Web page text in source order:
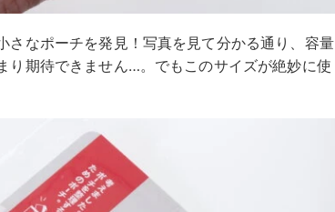
さなポーチを発見！写真を見て分かる通り、容量
り期待できません…。でもこのサイズが絶妙に使